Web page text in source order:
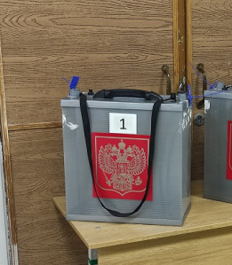
Перейти к основному содержанию